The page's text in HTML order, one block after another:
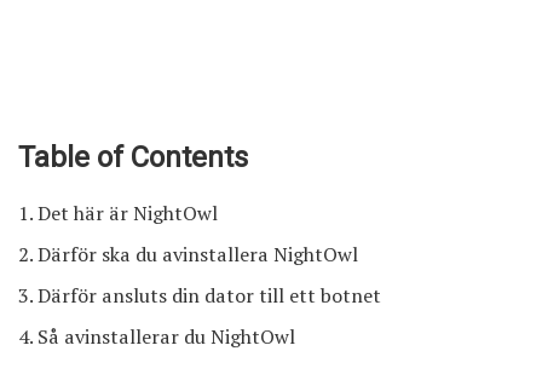
Table of Contents
Det här är NightOwl
Därför ska du avinstallera NightOwl
Därför ansluts din dator till ett botnet
Så avinstallerar du NightOwl